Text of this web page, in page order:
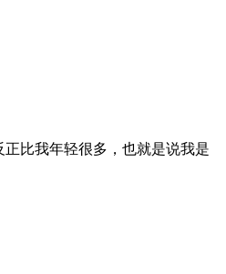
比我年轻很多，也就是说我是